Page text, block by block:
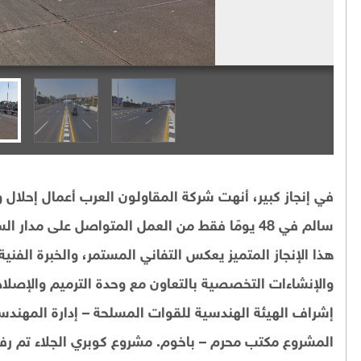
في إنجاز كبير، أنهت شركة المقاولون العرب أعمال
هذا الإنجاز المتميز يعكس التفاني المستمر، والخبرة
والإنشاءات التخصصية بالتعاون مع وحدة الترميم
إشراف الهيئة الهندسية للقوات المسلحة – إدارة
المشروع مكتب محرم – باخوم. مشروع كوبري الجلاء تم